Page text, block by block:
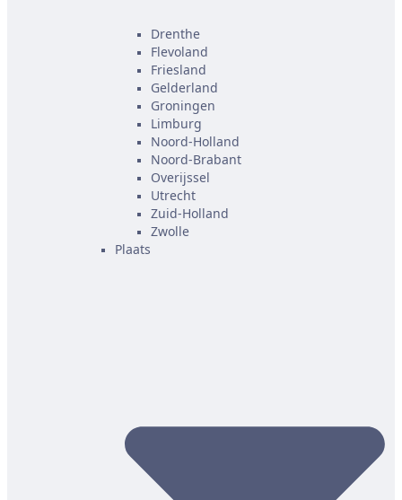
Drenthe
Flevoland
Friesland
Gelderland
Groningen
Limburg
Noord-Holland
Noord-Brabant
Overijssel
Utrecht
Zuid-Holland
Zwolle
Plaats